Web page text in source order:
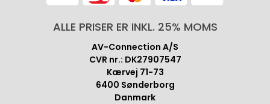
ALLE PRISER ER INKL. 25% MOMS
AV-Connection A/S
CVR nr.: DK27907547
Kærvej 71-73
6400 Sønderborg
Danmark